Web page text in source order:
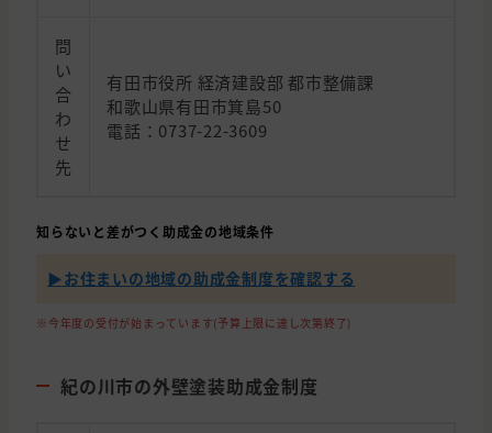
問
い
合
わ
せ
先
有田市役所 経済建設部 都市整備課
和歌山県有田市箕島50
電話：0737-22-3609
知らないと差がつく助成金の地域条件
▶︎お住まいの地域の助成金制度を確認する
※今年度の受付が始まっています(予算上限に達し次第終了)
紀の川市の外壁塗装助成金制度